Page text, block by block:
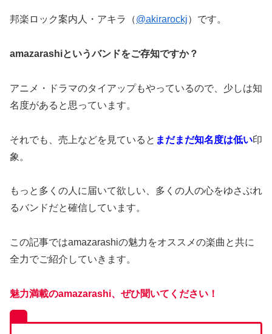
邦楽ロック案内人・アキラ（@akirarockj）です。
amazarashiというバンドをご存知ですか？
アニメ・ドラマのタイアップもやっているので、少しは知
名度があると思っています。
それでも、売上などを見ていると まだまだ知名度は低い印
象。
もっと多くの人に届いて欲しい、多くの人の心をゆさぶれ
るバンドだと確信しています。
この記事ではamazarashiの魅力をオススメの楽曲と共に
全力でご紹介していきます。
魅力満載のamazarashi、ぜひ聞いてください！